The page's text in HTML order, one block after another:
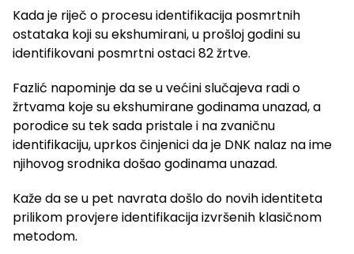
Kada je riječ o procesu identifikacija posmrtnih
ostataka koji su ekshumirani, u prošloj godini su
identifikovani posmrtni ostaci 82 žrtve.
Fazlić napominje da se u većini slučajeva radi o
žrtvama koje su ekshumirane godinama unazad, a
porodice su tek sada pristale i na zvaničnu
identifikaciju, uprkos činjenici da je DNK nalaz na ime
njihovog srodnika došao godinama unazad.
Kaže da se u pet navrata došlo do novih identiteta
prilikom provjere identifikacija izvršenih klasičnom
metodom.